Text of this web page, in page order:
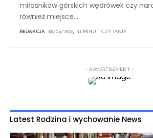
miłośników górskich wędrówek czy
również miejsce…
REDAKCJA 18/04/2025 11 MINUT CZYTANIA
- ADVERTISEMENT -
Latest Rodzina i wychowanie News